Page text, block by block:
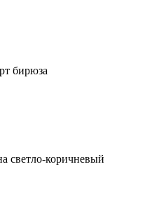
бирюза
светло-коричневый